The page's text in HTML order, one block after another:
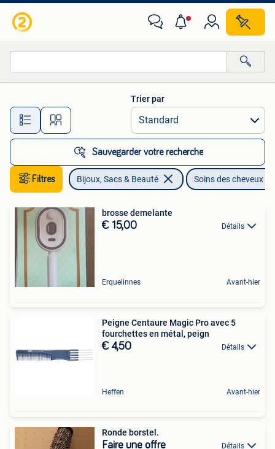
Toutes les distances…
Trier par
Sauvegarder votre recherche
Filtres Bijoux, Sacs & Beauté Soins des cheveux
brosse demelante
€ 15,00 Détails
Erquelinnes Avant-hier
Peigne Centaure Magic Pro avec 5
fourchettes en métal, peign
€ 4,50 Détails
Heffen Avant-hier
Ronde borstel.
Faire une offre Détails